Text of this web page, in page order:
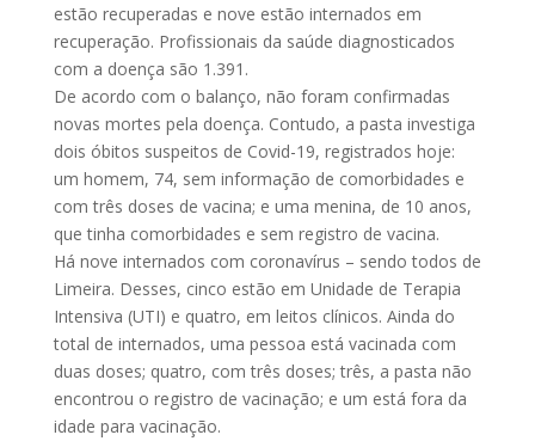
estão recuperadas e nove estão internados em
recuperação. Profissionais da saúde diagnosticados
com a doença são 1.391.
De acordo com o balanço, não foram confirmadas
novas mortes pela doença. Contudo, a pasta investiga
dois óbitos suspeitos de Covid-19, registrados hoje:
um homem, 74, sem informação de comorbidades e
com três doses de vacina; e uma menina, de 10 anos,
que tinha comorbidades e sem registro de vacina.
Há nove internados com coronavírus – sendo todos de
Limeira. Desses, cinco estão em Unidade de Terapia
Intensiva (UTI) e quatro, em leitos clínicos. Ainda do
total de internados, uma pessoa está vacinada com
duas doses; quatro, com três doses; três, a pasta não
encontrou o registro de vacinação; e um está fora da
idade para vacinação.